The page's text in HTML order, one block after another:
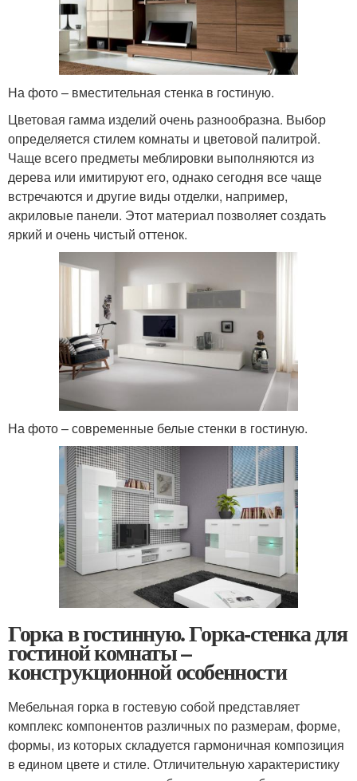
На фото – вместительная стенка в гостиную.
Цветовая гамма изделий очень разнообразна. Выбор
определяется стилем комнаты и цветовой палитрой.
Чаще всего предметы меблировки выполняются из
дерева или имитируют его, однако сегодня все чаще
встречаются и другие виды отделки, например,
акриловые панели. Этот материал позволяет создать
яркий и очень чистый оттенок.
На фото – современные белые стенки в гостиную.
Горка в гостинную. Горка-стенка для
гостиной комнаты –
конструкционной особенности
Мебельная горка в гостевую собой представляет
комплекс компонентов различных по размерам, форме,
формы, из которых складуется гармоничная композиция
в едином цвете и стиле. Отличительную характеристику